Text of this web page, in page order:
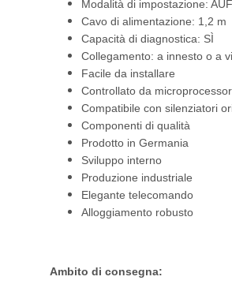
Modalità di impostazione:
Cavo di alimentazione: 1,2 m
Capacità di diagnostica: SÌ
Collegamento: a innesto o a
Facile da installare
Controllato da
Compatibile con silenziatori
Componenti di qualità
Prodotto in Germania
Sviluppo interno
Produzione industriale
Elegante telecomando
Alloggiamento robusto
Ambito di consegna: